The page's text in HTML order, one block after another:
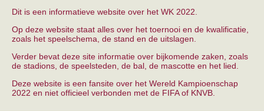
Dit is een informatieve website over het WK 2022.
Op deze website staat alles over het toernooi en de kwalificatie,
zoals het speelschema, de stand en de uitslagen.
Verder bevat deze site informatie over bijkomende zaken, zoals
de stadions, de speelsteden, de bal, de mascotte en het lied.
Deze website is een fansite over het Wereld Kampioenschap
2022 en niet officieel verbonden met de FIFA of KNVB.